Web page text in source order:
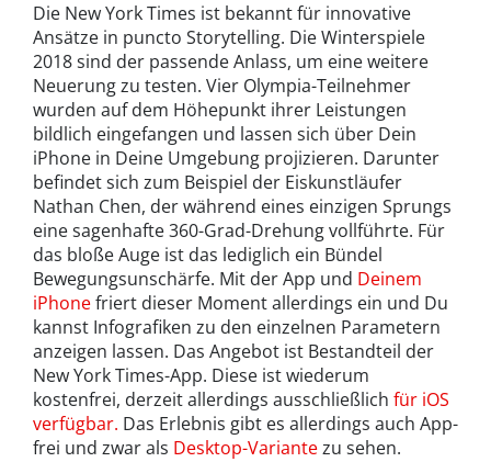
Die New York Times ist bekannt für innovative
Ansätze in puncto Storytelling. Die Winterspiele
2018 sind der passende Anlass, um eine weitere
Neuerung zu testen. Vier Olympia-Teilnehmer
wurden auf dem Höhepunkt ihrer Leistungen
bildlich eingefangen und lassen sich über Dein
iPhone in Deine Umgebung projizieren. Darunter
befindet sich zum Beispiel der Eiskunstläufer
Nathan Chen, der während eines einzigen Sprungs
eine sagenhafte 360-Grad-Drehung vollführte. Für
das bloße Auge ist das lediglich ein Bündel
Bewegungsunschärfe. Mit der App und Deinem
iPhonefriert dieser Moment allerdings ein und Du
kannst Infografiken zu den einzelnen Parametern
anzeigen lassen. Das Angebot ist Bestandteil der
New York Times-App. Diese ist wiederum
kostenfrei, derzeit allerdings ausschließlich für iOS
verfügbar. Das Erlebnis gibt es allerdings auch App-
frei und zwar als Desktop-Variantezu sehen.